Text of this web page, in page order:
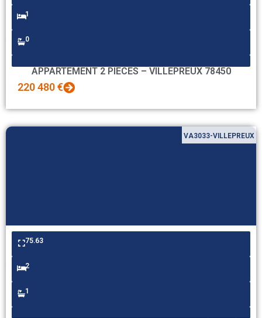
1
0
APPARTEMENT 2 PIECES – VILLEPREUX 78450
220 480 €
VA3033-VILLEPREUX
75.63
2
1